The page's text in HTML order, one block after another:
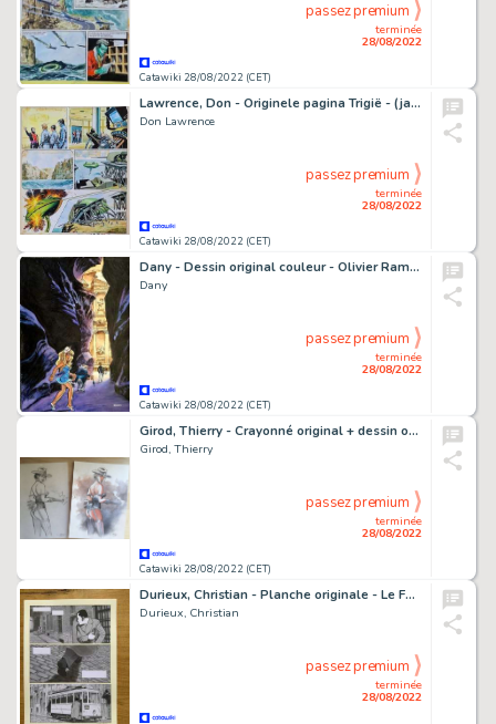
Catawiki 28/08/2022 (CET)
terminée
28/08/2022
passez premium
Lawrence, Don - Originele pagina Trigië - (jaren '70)
Don Lawrence
Catawiki 28/08/2022 (CET)
terminée
28/08/2022
passez premium
Dany - Dessin original couleur - Olivier Rameau et Colombe - Les merveilles du monde
Dany
Catawiki 28/08/2022 (CET)
terminée
28/08/2022
passez premium
Girod, Thierry - Crayonné original + dessin original couleur - Western Corset lacet - (2019)
Girod, Thierry
Catawiki 28/08/2022 (CET)
terminée
28/08/2022
passez premium
Durieux, Christian - Planche originale - Le Faux Soir - (2021)
Durieux, Christian
terminée
28/08/2022
passez premium